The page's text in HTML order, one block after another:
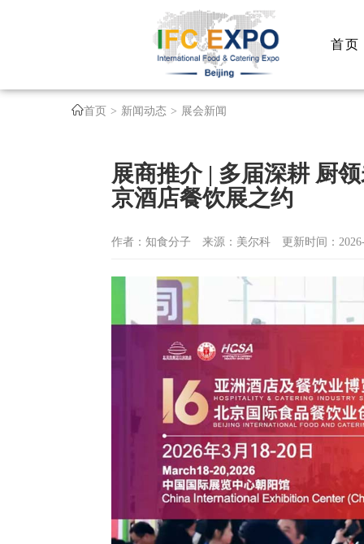
首页
首页 新闻动态 展会新闻
展商推介 | 多届深耕 厨
京酒店餐饮展之约
作者：知食分子 来源：美尔科 更新时间：